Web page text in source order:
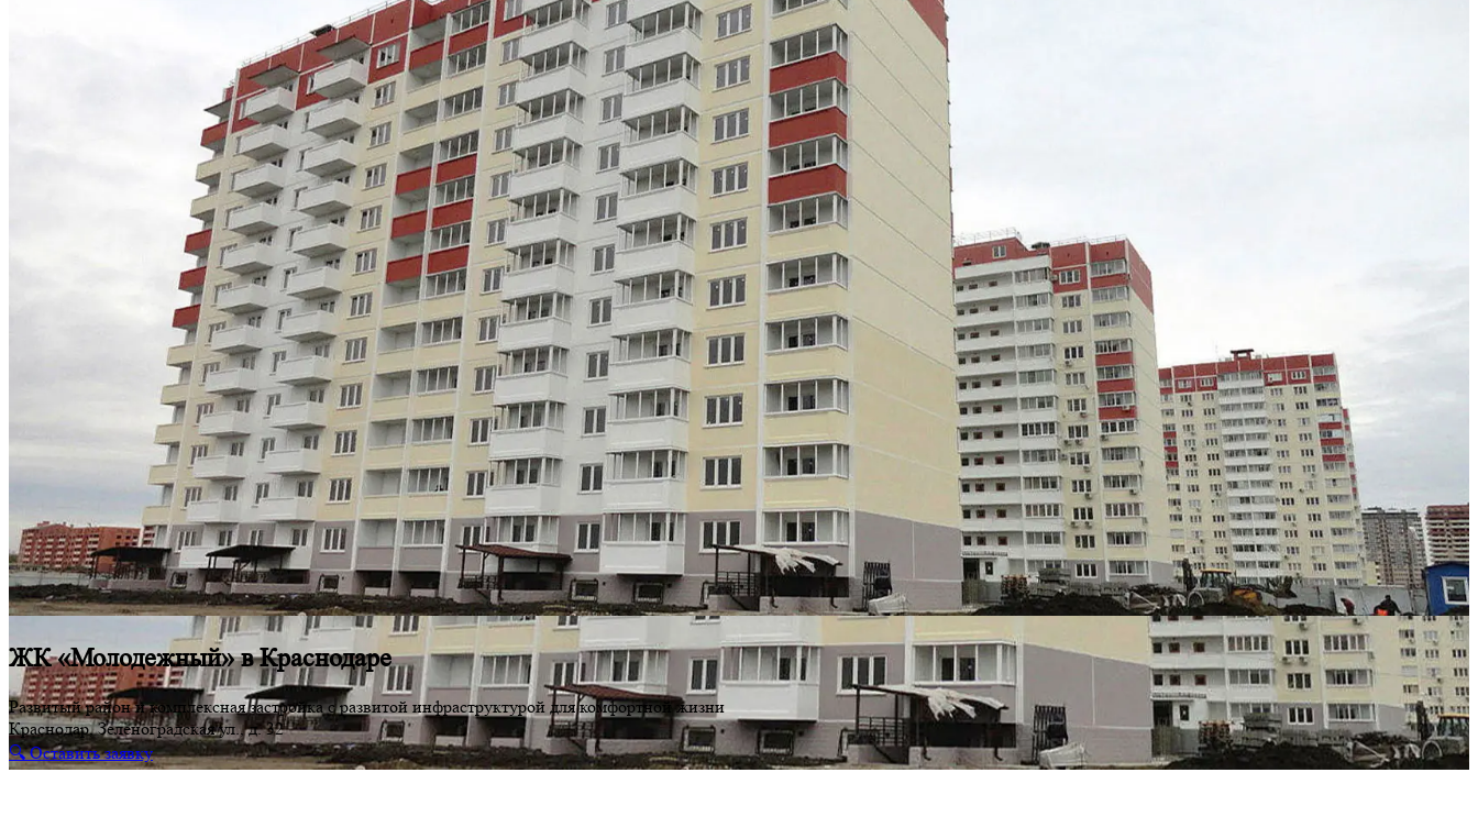
ЖК «Молодежный» в Краснодаре
Развитый район и комплексная застройка с развитой инфраструктурой для комфортной жизни
Краснодар, Зеленоградская ул., д. 32
🔍 Оставить заявку